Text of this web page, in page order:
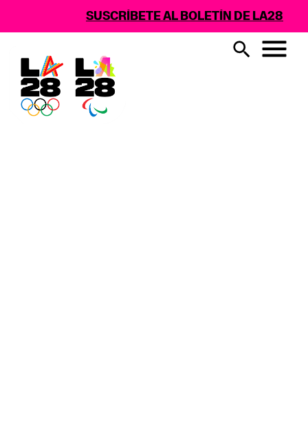
SUSCRÍBETE AL BOLETÍN DE LA28